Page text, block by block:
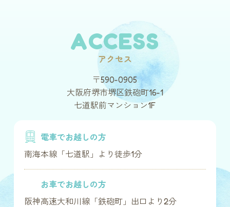
ACCESS
アクセス
〒590-0905
大阪府堺市堺区鉄砲町16-1
七道駅前マンション1F
電車でお越しの方
南海本線「七道駅」より徒歩1分
お車でお越しの方
阪神高速大和川線「鉄砲町」出口より2分